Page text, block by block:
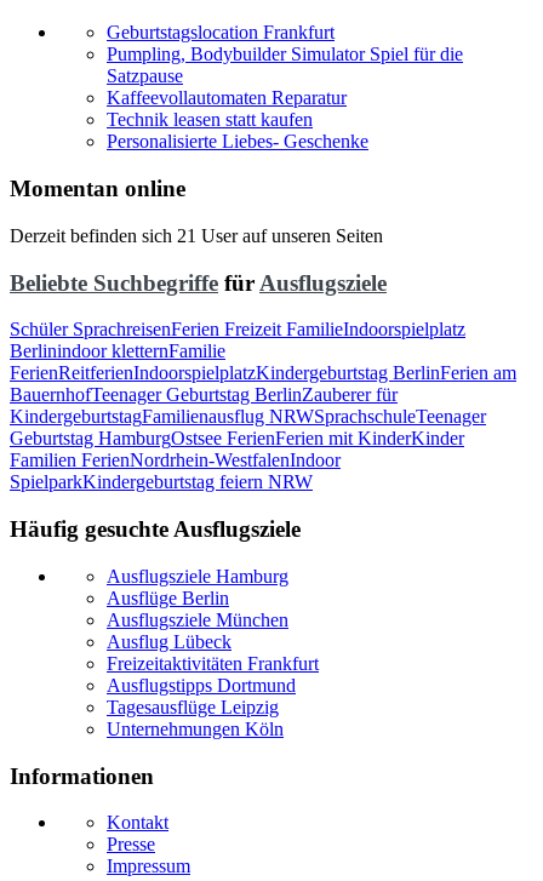
Geburtstagslocation Frankfurt
Pumpling, Bodybuilder Simulator Spiel für die
Satzpause
Kaffeevollautomaten Reparatur
Technik leasen statt kaufen
Personalisierte Liebes- Geschenke
Momentan online
Derzeit befinden sich 21 User auf unseren Seiten
Beliebte Suchbegriffe für Ausflugsziele
Schüler SprachreisenFerien Freizeit FamilieIndoorspielplatz
Berlinindoor kletternFamilie
FerienReitferienIndoorspielplatzKindergeburtstag BerlinFerien am
BauernhofTeenager Geburtstag BerlinZauberer für
KindergeburtstagFamilienausflug NRWSprachschuleTeenager
Geburtstag HamburgOstsee FerienFerien mit KinderKinder
Familien FerienNordrhein-WestfalenIndoor
SpielparkKindergeburtstag feiern NRW
Häufig gesuchte Ausflugsziele
Ausflugsziele Hamburg
Ausflüge Berlin
Ausflugsziele München
Ausflug Lübeck
Freizeitaktivitäten Frankfurt
Ausflugstipps Dortmund
Tagesausflüge Leipzig
Unternehmungen Köln
Informationen
Kontakt
Presse
Impressum